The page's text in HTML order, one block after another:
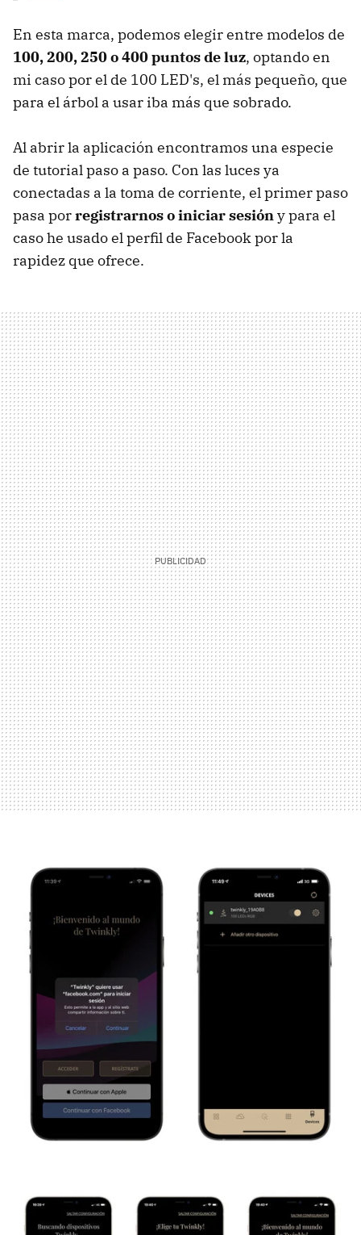
En esta marca, podemos elegir entre modelos de
100, 200, 250 o 400 puntos de luz, optando en
mi caso por el de 100 LED's, el más pequeño, que
para el árbol a usar iba más que sobrado.
Al abrir la aplicación encontramos una especie
de tutorial paso a paso. Con las luces ya
conectadas a la toma de corriente, el primer paso
pasa porregistrarnos o iniciar sesióny para el
caso he usado el perfil de Facebook por la
rapidez que ofrece.